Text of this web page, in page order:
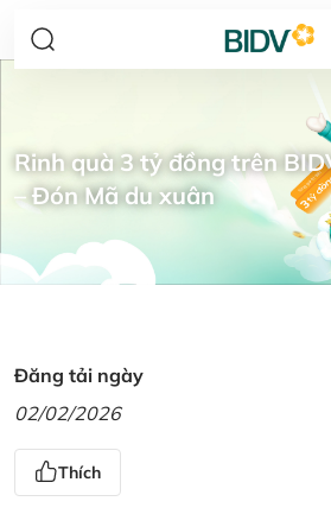
Rinh quà 3 tỷ đồng trên
– Đón Mã du xuân
Đăng tải ngày
02/02/2026
Thích